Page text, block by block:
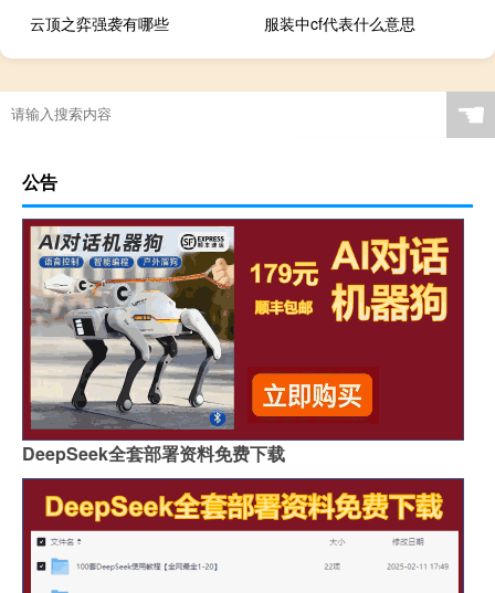
云顶之弈强袭有哪些
服装中cf代表什么意思
☚
公告
DeepSeek全套部署资料免费下载